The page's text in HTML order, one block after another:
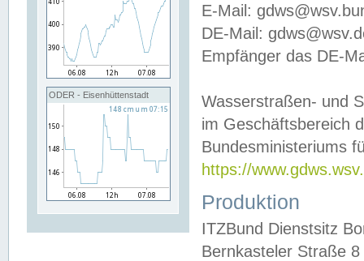
ODER - Eisenhüttenstadt
E-Mail:
DE-Mail:
Empfänger das DE-
Wasserstraßen- und
im Geschäftsbereich
Bundesministeriums
https://
Produktion
ITZBund Dienstsitz
Bernkasteler Straße 8